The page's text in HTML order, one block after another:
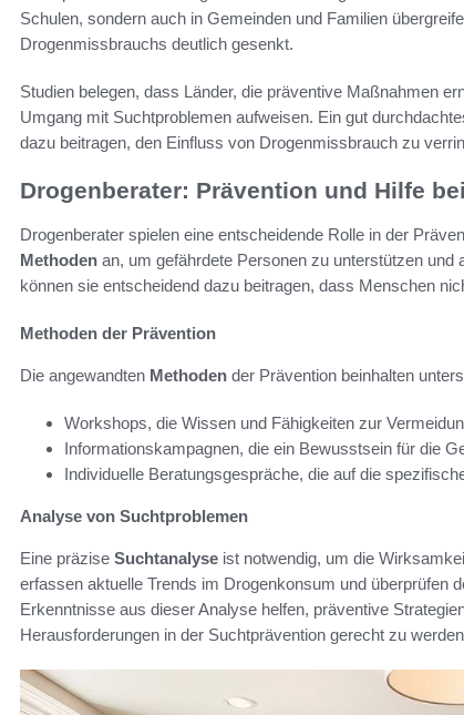
Schulen, sondern auch in Gemeinden und Familien
Drogenmissbrauchs deutlich gesenkt.
Studien belegen, dass Länder, die präventive Maßnahmen
Umgang mit Suchtproblemen aufweisen. Ein gut
dazu beitragen, den Einfluss von Drogenmissbrauch zu
Drogenberater: Prävention und Hilfe
Drogenberater spielen eine entscheidende Rolle in der
Methoden an, um gefährdete Personen zu unterstützen
können sie entscheidend dazu beitragen, dass Menschen
Methoden der Prävention
Die angewandten Methoden der Prävention beinhalten
Workshops, die Wissen und Fähigkeiten zur
Informationskampagnen, die ein Bewusstsein für die
Individuelle Beratungsgespräche, die auf die
Analyse von Suchtproblemen
Eine präzise Suchtanalyse ist notwendig, um die
erfassen aktuelle Trends im Drogenkonsum und überprüfen
Erkenntnisse aus dieser Analyse helfen, präventive
Herausforderungen in der Suchtprävention gerecht zu